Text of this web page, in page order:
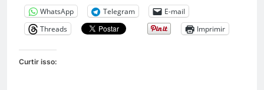
WhatsApp Telegram
E-mail
Threads
Imprimir
Curtir isso: